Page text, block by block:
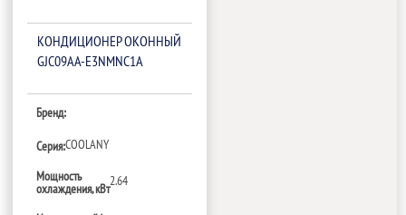
КОНДИЦИОНЕР ОКОННЫЙ
GJC09AA-E3NMNC1A
Бренд:
Серия:COOLANY
Мощность
охлаждения, кВт
2.64